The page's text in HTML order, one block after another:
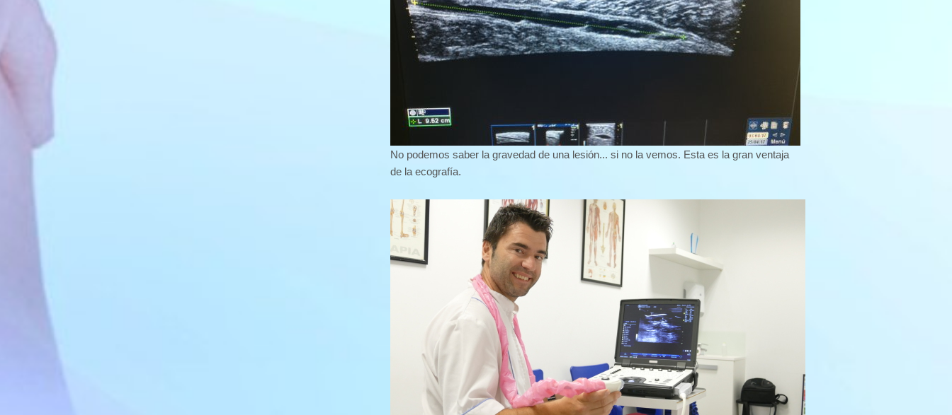
No podemos saber la gravedad de una lesión... si no la vemos. Esta es la gran ventaja
de la ecografía.